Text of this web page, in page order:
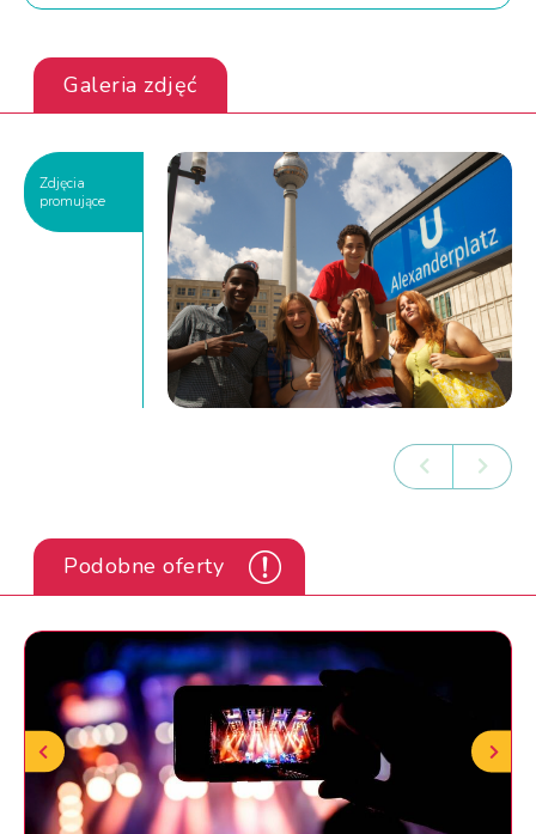
Galeria zdjęć
Zdjęcia
promujące
Podobne oferty